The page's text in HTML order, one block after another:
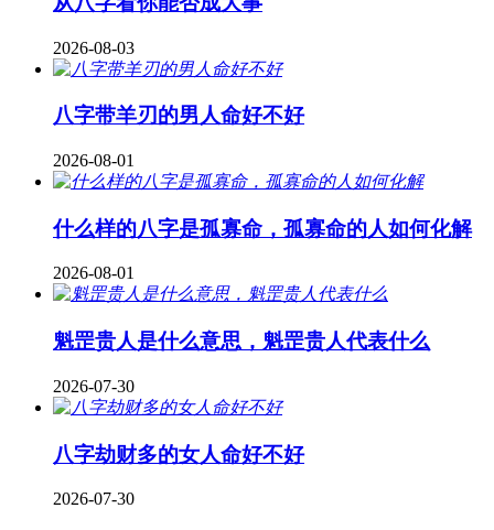
2026-08-03
八字带羊刃的男人命好不好
2026-08-01
什么样的八字是孤寡命，孤寡命的人如何化解
2026-08-01
魁罡贵人是什么意思，魁罡贵人代表什么
2026-07-30
八字劫财多的女人命好不好
2026-07-30